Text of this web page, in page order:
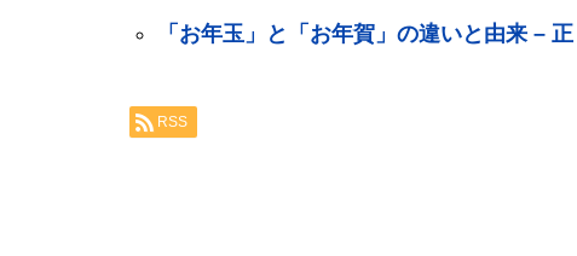
「お年玉」と「お年賀」の違いと由来 –
RSS